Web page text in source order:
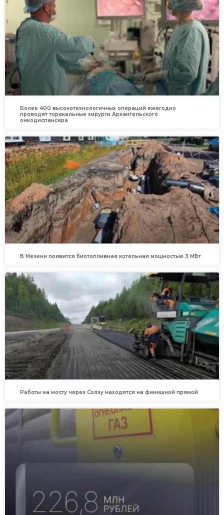
Более 400 высокотехнологичных операций ежегодно
проводят торакальные хирурги Архангельского
онкодиспансера
В Мезени появится биотопливная котельная мощностью 3 МВт
Работы на мосту через Солзу находятся на финишной прямой